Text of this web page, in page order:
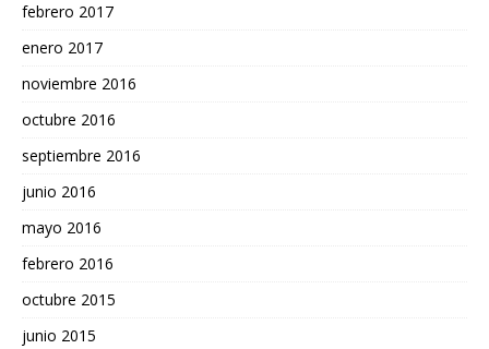
febrero 2017
enero 2017
noviembre 2016
octubre 2016
septiembre 2016
junio 2016
mayo 2016
febrero 2016
octubre 2015
junio 2015